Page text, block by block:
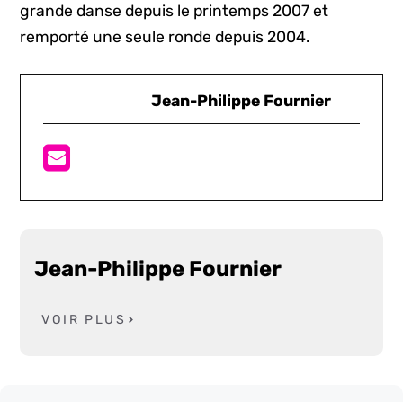
grande danse depuis le printemps 2007 et
remporté une seule ronde depuis 2004.
Jean-Philippe Fournier
Jean-Philippe Fournier
VOIR PLUS